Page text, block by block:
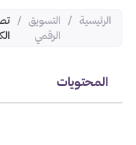
الرئيسية /
التسويق
الرقمي
/
المحتويات